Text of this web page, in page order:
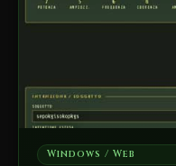
Windows / Web